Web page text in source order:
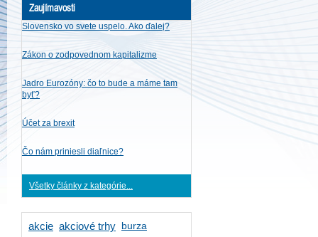
Zaujímavosti
Slovensko vo svete uspelo. Ako ďalej?
Zákon o zodpovednom kapitalizme
Jadro Eurozóny: čo to bude a máme tam
byť?
Účet za brexit
Čo nám priniesli diaľnice?
Všetky články z kategórie...
akcie akciové trhy burza